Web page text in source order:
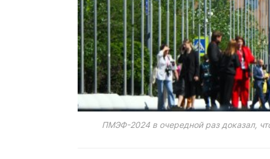
ПМЭФ-2024 в очередной раз доказал,